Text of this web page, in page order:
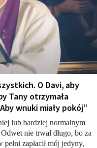
O Davi, aby
Tany otrzymała
wnuki miały pokój”
lub bardziej normalnym
nie trwał długo, bo za
zapłacił mój jedyny,